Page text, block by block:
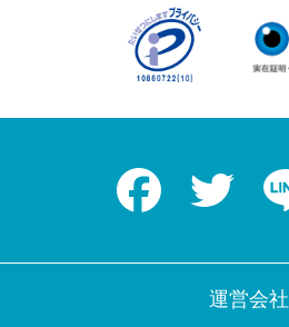
Facebook Twitter
運営会社